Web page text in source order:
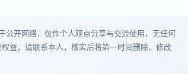
公开网络，仅作个人观点分享与交流使用，无任何
益，请联系本人，核实后将第一时间删除、修改